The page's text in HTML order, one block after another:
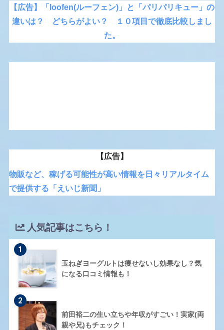
【広告】「loofen(ルーフェン)」と「パリパリキュー」の
違いは？ どちらがよい？ １０項目で徹底比較しまし
た。
【広告】
物販など、稼げる可能性が高い情報を日々リアルタイム
で提供する「えいじ新聞」
人気記事はこちら！
1
玉ねぎヨーグルトは痩せないし効果なし？気
になる口コミ情報も！
2
前田裕二の生い立ちや年収がすごい！実家(両
親や兄)もチェック！